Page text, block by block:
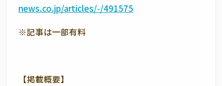
news.co.jp/articles/-/491575
※記事は一部有料
【掲載概要】